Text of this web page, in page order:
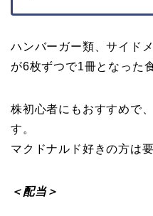
ハンバーガー類、サイド
が6枚ずつで1冊となった
株初心者にもおすすめで
す。
マクドナルド好きの方は
＜配当＞